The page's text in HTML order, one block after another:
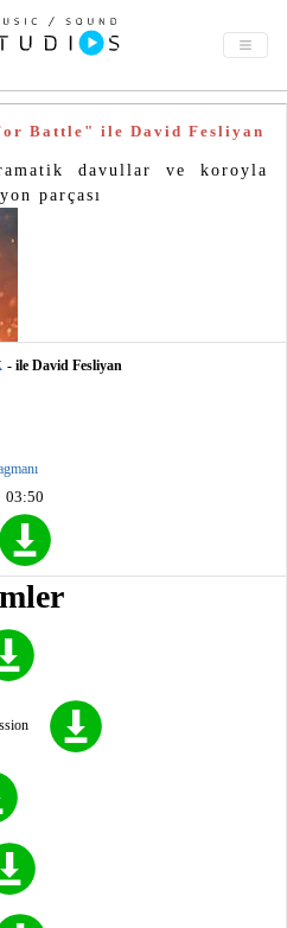
Battle" ile David Fesliyan
davullar ve koroyla
parçası
- ile David Fesliyan
03:50